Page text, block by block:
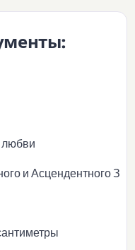
любви
и Асцендентного